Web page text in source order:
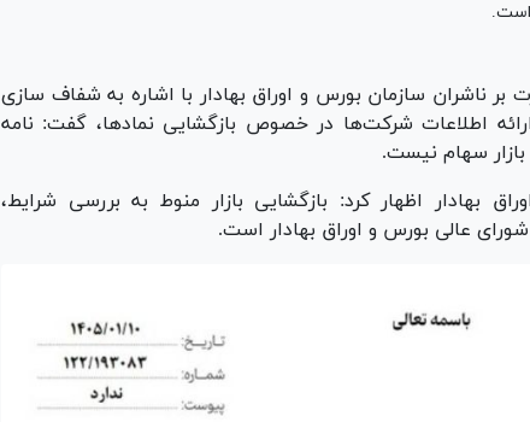
است.
بر ناشران سازمان بورس و اوراق بهادار با اشاره به شفاف سازی
اطلاعات شرکت‌ها در خصوص بازگشایی نمادها، گفت: نامه
سهام نیست.
بهادار اظهار کرد: بازگشایی بازار منوط به بررسی شرایط،
عالی بورس و اوراق بهادار است.